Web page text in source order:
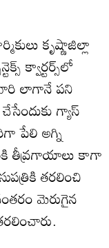
కృష్ణాజిల్లా
క్వార్టర్స్‌లో
లాగానే పని
గ్యాస్
పేలి అగ్ని
తీవ్రగాయాలు కాగా
తరలించి
మెరుగైన